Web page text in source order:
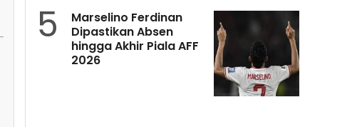
5
Marselino Ferdinan
Dipastikan Absen
hingga Akhir Piala AFF
2026